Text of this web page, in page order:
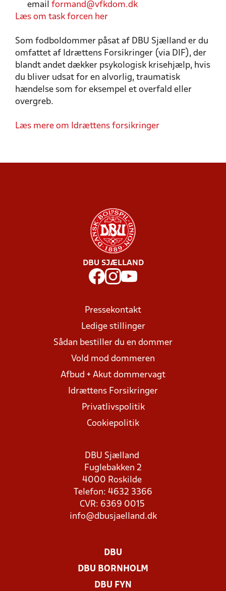
email formand@vfkdom.dk
Læs om task forcen her
Som fodboldommer påsat af DBU Sjælland er du
omfattet af Idrættens Forsikringer (via DIF), der
blandt andet dækker psykologisk krisehjælp, hvis
du bliver udsat for en alvorlig, traumatisk
hændelse som for eksempel et overfald eller
overgreb.
Læs mere om Idrættens forsikringer
DBU SJÆLLAND
Pressekontakt
Ledige stillinger
Sådan bestiller du en dommer
Vold mod dommeren
Afbud + Akut dommervagt
Idrættens Forsikringer
Privatlivspolitik
Cookiepolitik
DBU Sjælland
Fuglebakken 2
4000 Roskilde
Telefon: 4632 3366
CVR: 6369 0015
info@dbusjaelland.dk
DBU
DBU BORNHOLM
DBU FYN